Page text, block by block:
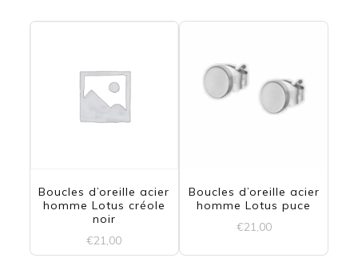
Boucles d’oreille acier
homme Lotus créole
noir
€21,00
Boucles d’oreille acier
homme Lotus puce
€21,00